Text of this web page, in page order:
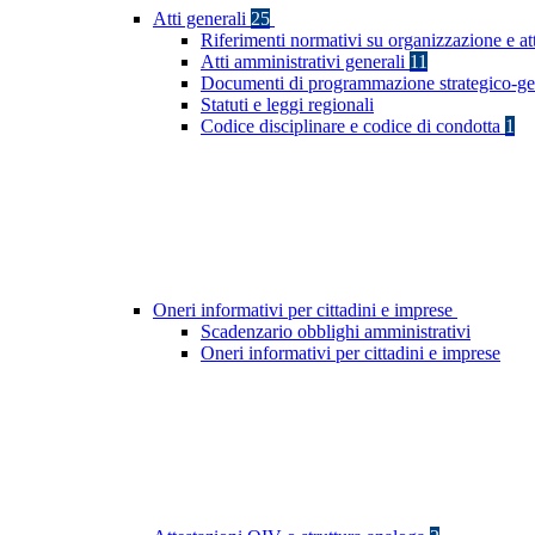
Atti generali 25
Riferimenti normativi su organizzazione e
Atti amministrativi generali 11
Documenti di programmazione strategico-
Statuti e leggi regionali
Codice disciplinare e codice di condotta 1
Oneri informativi per cittadini e imprese
Scadenzario obblighi amministrativi
Oneri informativi per cittadini e imprese